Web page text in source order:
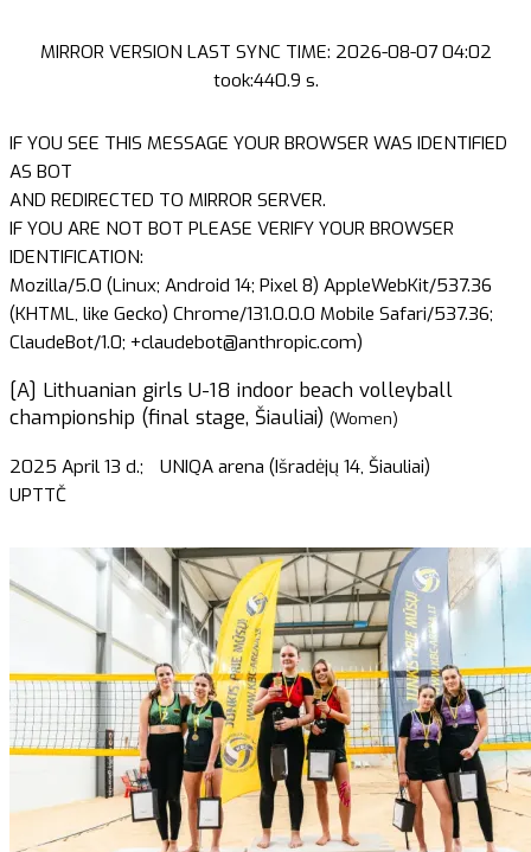
MIRROR VERSION LAST SYNC TIME: 2026-08-07 04:02
took:440.9 s.
IF YOU SEE THIS MESSAGE YOUR BROWSER WAS IDENTIFIED
AS BOT
AND REDIRECTED TO MIRROR SERVER.
IF YOU ARE NOT BOT PLEASE VERIFY YOUR BROWSER
IDENTIFICATION:
Mozilla/5.0 (Linux; Android 14; Pixel 8) AppleWebKit/537.36
(KHTML, like Gecko) Chrome/131.0.0.0 Mobile Safari/537.36;
ClaudeBot/1.0; +claudebot@anthropic.com)
[A] Lithuanian girls U-18 indoor beach volleyball
championship (final stage, Šiauliai) (Women)
2025 April 13 d.;
UNIQA arena (Išradėjų 14, Šiauliai)
UPTTČ